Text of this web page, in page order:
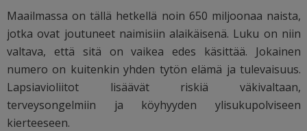
Maailmassa on tällä hetkellä noin 650 miljoonaa naista,
jotka ovat joutuneet naimisiin alaikäisenä. Luku on niin
valtava, että sitä on vaikea edes käsittää. Jokainen
numero on kuitenkin yhden tytön elämä ja tulevaisuus.
Lapsiavioliitot lisäävät riskiä väkivaltaan,
terveysongelmiin ja köyhyyden ylisukupolviseen
kierteeseen.